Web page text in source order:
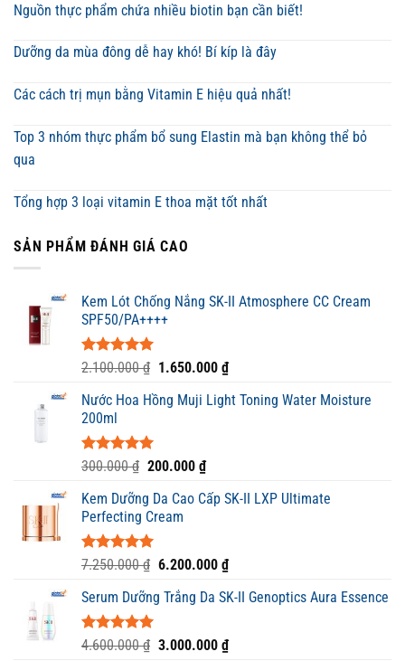
Nguồn thực phẩm chứa nhiều biotin bạn cần biết!
Dưỡng da mùa đông dễ hay khó! Bí kíp là đây
Các cách trị mụn bằng Vitamin E hiệu quả nhất!
Top 3 nhóm thực phẩm bổ sung Elastin mà bạn không thể bỏ
qua
Tổng hợp 3 loại vitamin E thoa mặt tốt nhất
SẢN PHẨM ĐÁNH GIÁ CAO
Kem Lót Chống Nắng SK-II Atmosphere CC Cream
SPF50/PA++++
Được xếp
5 sao
2.100.000₫ Giá
là:
1.650.000 ₫Giá
tại
Nước Hoa Hồng Muji Light Toning Water Moisture
200ml
Được xếp
5.00
5 sao
300.000₫ Giá
là:
300.000 ₫.
200.000 ₫Giá
tại
Kem Dưỡng Da Cao Cấp SK-II LXP Ultimate
Perfecting Cream
Được xếp
5 sao
7.250.000₫ Giá
là:
6.200.000 ₫Giá
tại
6.200.000 ₫.
Serum Dưỡng Trắng Da SK-II Genoptics Aura Essence
Được xếp
4.600.000₫ Giá
3.000.000 ₫Giá